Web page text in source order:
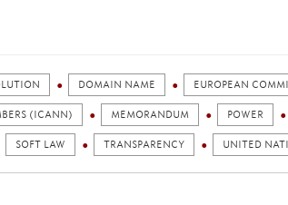
DOMAIN NAME EUROPEAN
(ICANN) MEMORANDUM POWER
SOFT LAW TRANSPARENCY UNITED